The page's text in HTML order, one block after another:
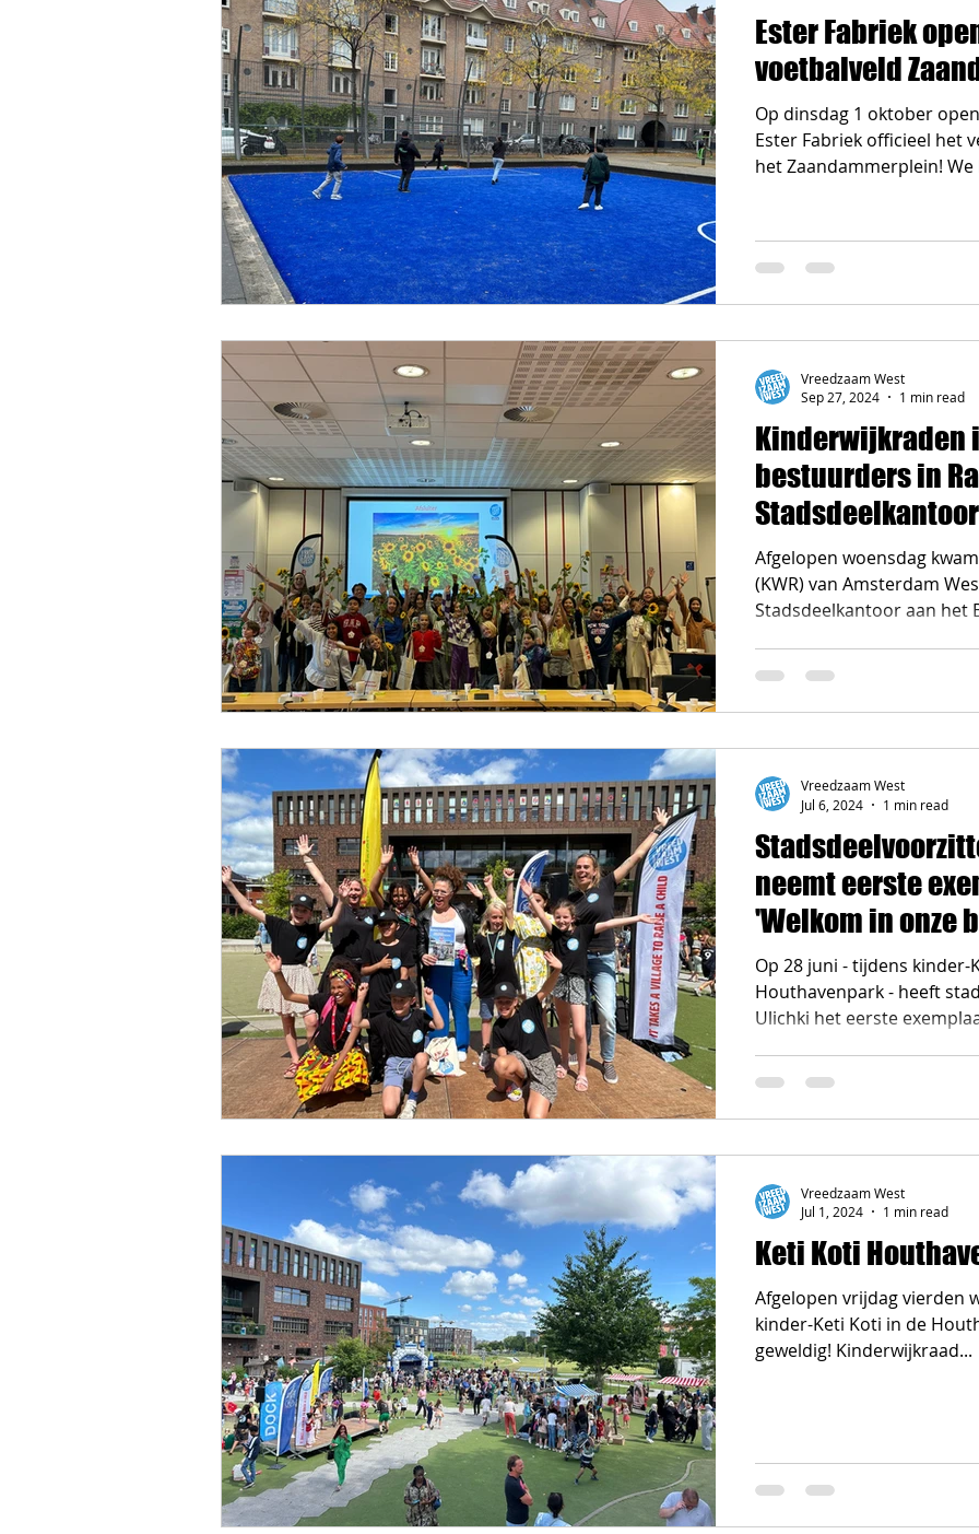
Ester Fabriek
voetbalveld
Op dinsdag 1 oktober
Ester Fabriek officieel het
het Zaandammerplein! We
Kinderwijkraden
bestuurders in
Afgelopen woensdag
(KWR) van Amsterdam
Stadsdeelkantoor aan het
Vreedzaam West
Sep 27, 2024
1 min read
neemt eerste
'Welkom in onze
Op 28 juni - tijdens kinder-
Houthavenpark - heeft
Ulichki het eerste
Vreedzaam West
Jul 6, 2024
1 min read
Keti Koti
Afgelopen vrijdag vierden
kinder-Keti Koti in de
geweldig! Kinderwijkraad...
Vreedzaam West
Jul 1, 2024
1 min read